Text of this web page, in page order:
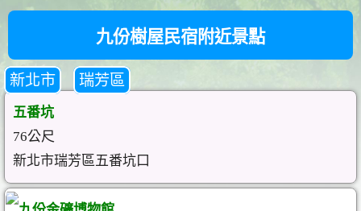
九份樹屋民宿附近景點
新北市 瑞芳區
五番坑
76公尺
新北市瑞芳區五番坑口